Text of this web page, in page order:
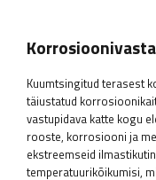
Kuumtsingitud terasest
täiustatud
vastupidava katte kogu
rooste, korrosiooni ja
ekstreemseid
temperatuurikõikumisi,